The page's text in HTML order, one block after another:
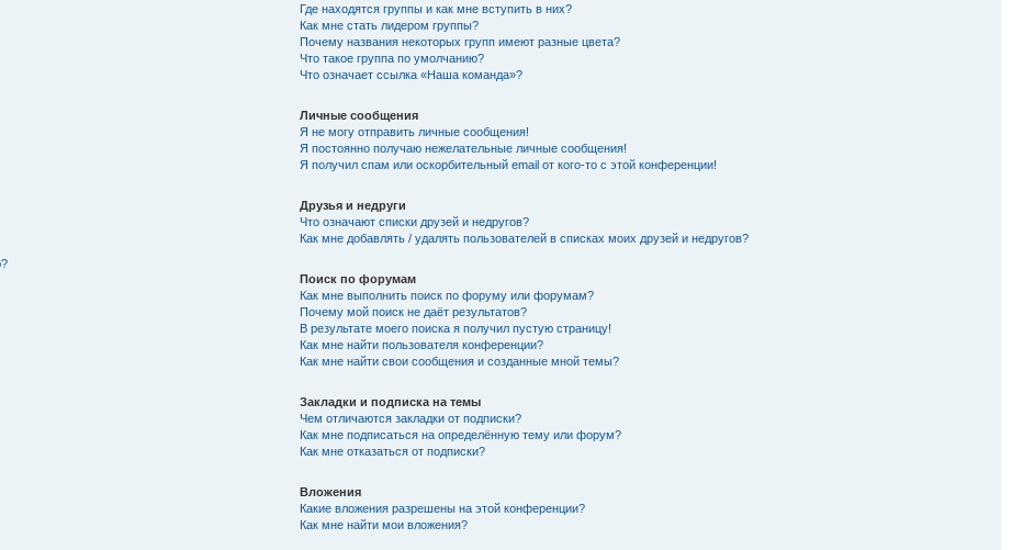
Где находятся группы и как мне вступить в них?
Как мне стать лидером группы?
Почему названия некоторых групп имеют разные цвета?
Что такое группа по умолчанию?
Что означает ссылка «Наша команда»?
Личные сообщения
Я не могу отправить личные сообщения!
Я постоянно получаю нежелательные личные сообщения!
Я получил спам или оскорбительный email от кого-то с этой конференции!
Друзья и недруги
Что означают списки друзей и недругов?
Как мне добавлять / удалять пользователей в списках моих друзей и недругов?
Поиск по форумам
Как мне выполнить поиск по форуму или форумам?
Почему мой поиск не даёт результатов?
В результате моего поиска я получил пустую страницу!
Как мне найти пользователя конференции?
Как мне найти свои сообщения и созданные мной темы?
Закладки и подписка на темы
Чем отличаются закладки от подписки?
Как мне подписаться на определённую тему или форум?
Как мне отказаться от подписки?
Вложения
Какие вложения разрешены на этой конференции?
Как мне найти мои вложения?